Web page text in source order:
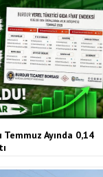
Temmuz Ayında 0,14